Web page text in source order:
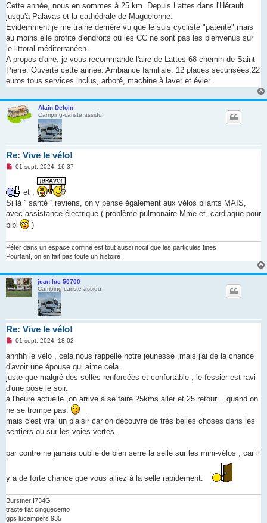
Cette année, nous en sommes à 25 km. Depuis Lattes dans l'Hérault
jusqu'à Palavas et la cathédrale de Maguelonne.
Evidemment je me traine derrière vu que le suis cycliste "patenté" mais
au moins elle profite d'endroits où les CC ne sont pas les bienvenus sur
le littoral méditerranéen.
A propos d'aire, je vous recommande l'aire de Lattes 68 chemin de Saint-
Pierre. Ouverte cette année. Ambiance familiale. 12 places sécurisées.22
euros tous services inclus, arboré, machine à laver et évier.
Alain Deloin
Camping-cariste assidu
Re: Vive le vélo!
M
s
a
g
n
o
u
01 sept. 2024, 16:37
et ,
Si là '' santé '' reviens, on y pense également aux vélos pliants MAIS,
avec assistance électrique ( problème pulmonaire Mme et, cardiaque pour
bibi
)
Péter dans un espace confiné est tout aussi nocif que les particules fines
Pourtant, on en fait pas toute un histoire
jean luc 50700
Camping-cariste assidu
Re: Vive le vélo!
M
s
a
g
n
o
l
u
01 sept. 2024, 18:02
ahhhh le vélo , cela nous rappelle notre jeunesse ,mais j'ai de la chance
d'avoir une épouse qui aime cela.
juste que malgré des selles renforcées et confortable , le fessier est ravi
d'une pose le soir.
à l'heure actuelle ,on arrive à se faire 25kms aller et 25 retour ...quand on
ne se trompe pas.
mais c'est vrai un plaisir car on découvre de très belles choses dans les
sentiers ou sur les voies vertes.
par contre ne jamais oublié de bien serré la selle sur les mini-vélos , car il
y a de forte chance que vous alliez à la selle rapidement.
Burstner I734G
tracte fiat cinquecento
gps lucampers 935